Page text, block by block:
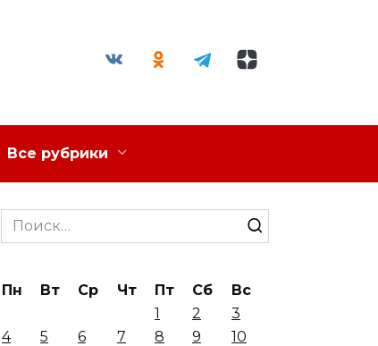
Все рубрики
Search
for:
Пн Вт Ср Чт Пт Сб
Вс
1
2
3
4
5 6 7 8 9
10